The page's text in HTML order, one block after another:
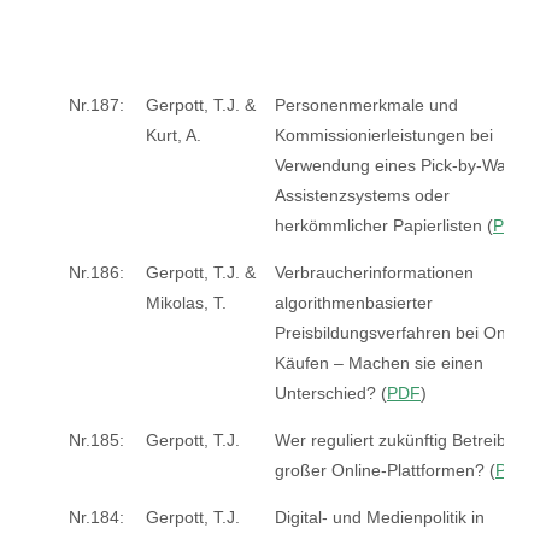
Nr.187:
Gerpott, T.J. &
Kurt, A.
Personenmerkmale und
Kommissionierleistungen bei
Verwendung eines Pick-by-Watch-
Assistenzsystems oder
herkömmlicher Papierlisten (PDF
Nr.186:
Gerpott, T.J. &
Mikolas, T.
Verbraucherinformationen
algorithmenbasierter
Preisbildungsverfahren bei Online-
Käufen – Machen sie einen
Unterschied? (PDF)
Nr.185: Gerpott, T.J.
Wer reguliert zukünftig Betreiber
großer Online-Plattformen? (PDF
Nr.184: Gerpott, T.J.
Digital- und Medienpolitik in